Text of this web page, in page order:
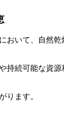
おいて、自然乾
持続可能な資
ります。